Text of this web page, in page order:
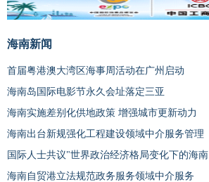
海南新闻
首届粤港澳大湾区海事周活动在广州启动
海南岛国际电影节永久会址落定三亚
海南实施差别化供地政策 增强城市更新动力
海南出台新规强化工程建设领域中介服务管理
国际人士共议"世界政治经济格局变化下的海
海南自贸港立法规范政务服务领域中介服务